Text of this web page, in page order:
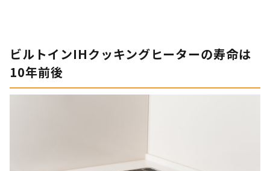
ビルトインIHクッキングヒーターの寿命は
10年前後